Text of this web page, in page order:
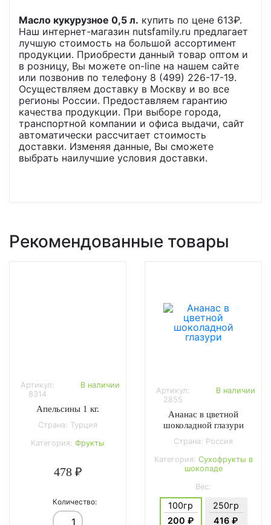
Масло кукурузное 0,5 л. купить по цене 613₽.
Наш интернет-магазин nutsfamily.ru предлагает
лучшую стоимость на большой ассортимент
продукции. Приобрести данный товар оптом и
в розницу, Вы можете on-line на нашем сайте
или позвонив по телефону 8 (499) 226-17-19.
Осуществляем доставку в Москву и во все
регионы России. Предоставляем гарантию
качества продукции. При выборе города,
транспортной компании и офиса выдачи, сайт
автоматически рассчитает стоимость
доставки. Изменяя данные, Вы сможете
выбрать наилучшие условия доставки.
Рекомендованные товары
Артикул:
8314
В наличии
Апельсины 1 кг.
Страна: Турция
Категория: Фрукты
478 ₽
Количество:
Артикул:
2855
В наличии
Ананас в цветной
шоколадной глазури
Страна: Россия
Категория: Сухофрукты в
шоколаде
Вес:
100гр
200 ₽
250гр
416 ₽